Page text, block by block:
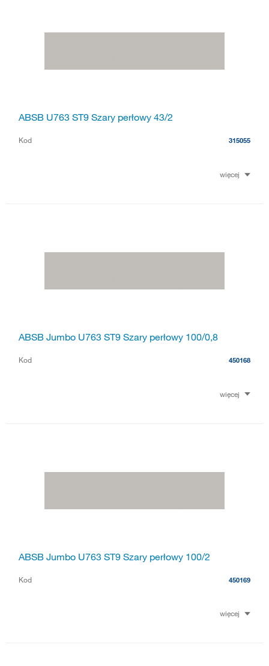
ABSB U763 ST9 Szary perłowy 43/2
Kod 315055
więcej
ABSB Jumbo U763 ST9 Szary perłowy 100/0,8
Kod 450168
więcej
ABSB Jumbo U763 ST9 Szary perłowy 100/2
Kod 450169
więcej